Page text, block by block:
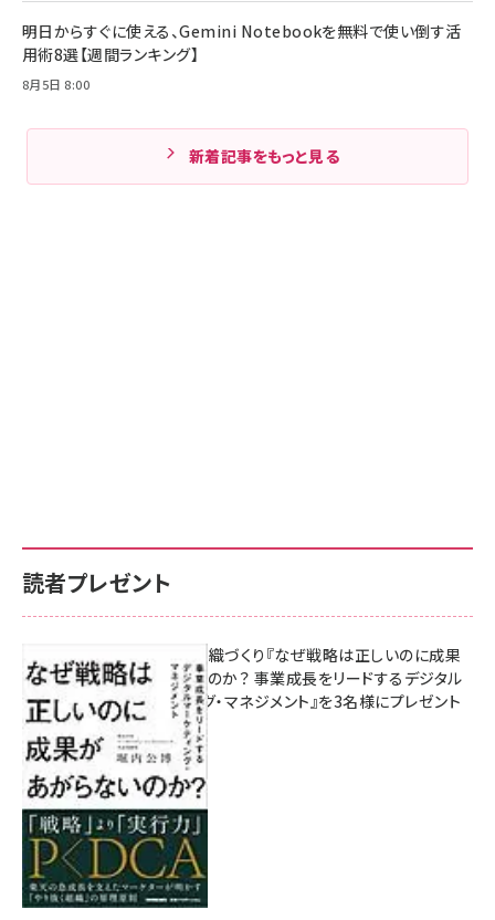
明日からすぐに使える、Gemini Notebookを無料で使い倒す活
用術8選【週間ランキング】
8月5日 8:00
新着記事をもっと見る
読者プレゼント
成果を生む組織づくり『なぜ戦略は正しいのに成果
があがらないのか？ 事業成長をリードするデジタル
マーケティング・マネジメント』を3名様にプレゼント
8月7日 10:00